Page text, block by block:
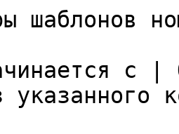
шаблонов
с |
указанного